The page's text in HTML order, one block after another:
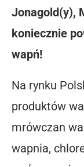
Jonagold(y),
koniecznie
wapń!
Na rynku
produktów
mrówczan
wapnia,